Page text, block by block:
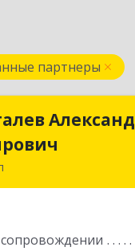
партнеры
Стригалев